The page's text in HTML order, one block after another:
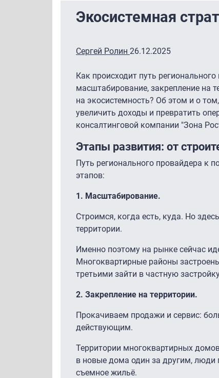
Экосистемная
Сергей Ролин 26.12.2025
Как происходит путь
масштабирование, закрепление на
на экосистемность? Об этом и о
увеличить доходы и превратить
консалтинговой компании "Зона
Этапы развития: от
Путь регионального провайдера к
этапов:
1. Масштабирование.
Строимся, когда есть, куда. Но
территории.
Именно поэтому на рынке сейчас
Многоквартирные районы
третьими зайти в частную
2. Закрепление на территории.
Прокачиваем продажи и сервис:
действующим.
Территории многоквартирных
в новые дома один за другим,
съемное жильё.